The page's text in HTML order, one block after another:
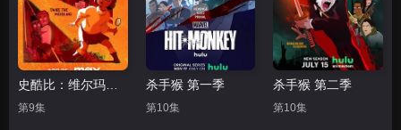
第9集
杀手猴 第一季
第10集
杀手猴 第二季
第10集